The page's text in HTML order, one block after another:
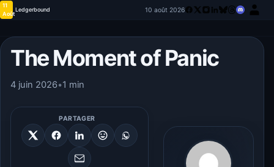
11
Août
Ledgerbound 10 août 2026
The Moment of Panic
4 juin 2026•1 min
PARTAGER